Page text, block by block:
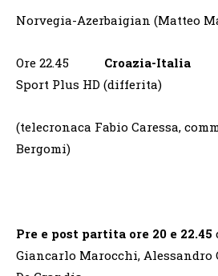
Norvegia-Azerbaigian (Matteo
Ore 22.45 Croazia-Italia
Sport Plus HD (differita)
(telecronaca Fabio Caressa,
Bergomi)
Pre e post partita ore 20 e 22.45
Giancarlo Marocchi, Alessandro